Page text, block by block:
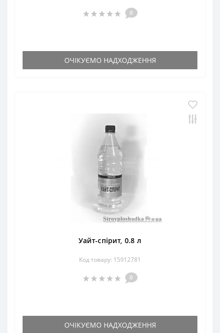
0
ОЧІКУЄМО НАДХОДЖЕННЯ
Уайт-спірит, 0.8 л
Код товару: 15912781
0
ОЧІКУЄМО НАДХОДЖЕННЯ